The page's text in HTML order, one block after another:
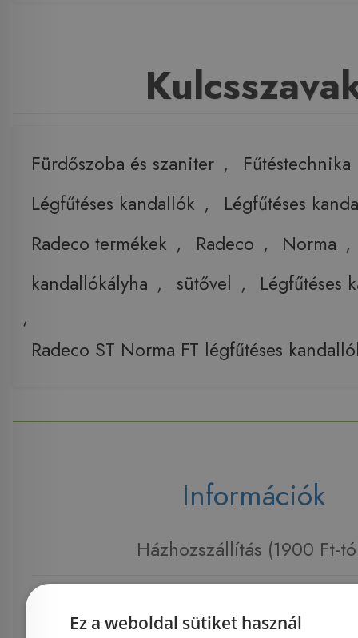
Fürdőszoba és szaniter ,
Fűtéstechnika
Légfűtéses kandallók ,
Légfűtéses
Radeco termékek , Radeco , Norma ,
kandallókályha , sütővel ,
Légfűtéses
,
Radeco ST Norma FT légfűtéses
Információk
Házhozszállítás (1900 Ft-
Ez a weboldal sütiket használ